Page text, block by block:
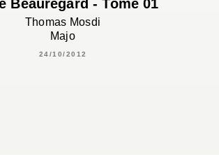
Beauregard - Tome 01
Thomas Mosdi
Majo
24/10/2012